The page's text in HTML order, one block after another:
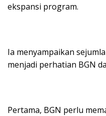
ekspansi program.
Ia menyampaikan
menjadi perhatian BGN
Pertama, BGN perlu